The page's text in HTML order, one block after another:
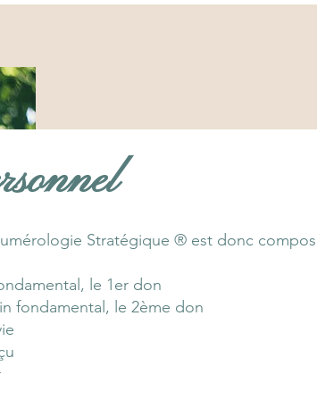
Stratégique ® est donc
le 1er don
fondamental, le 2ème don